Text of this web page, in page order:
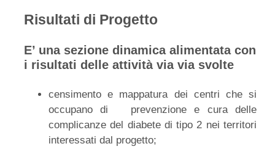
Risultati di Progetto
Sottotitolo
E’ una sezione dinamica alimentata con
i risultati delle attività via via svolte
Descrizione
censimento e mappatura dei centri che si
occupano di prevenzione e cura delle
complicanze del diabete di tipo 2 nei territori
interessati dal progetto;